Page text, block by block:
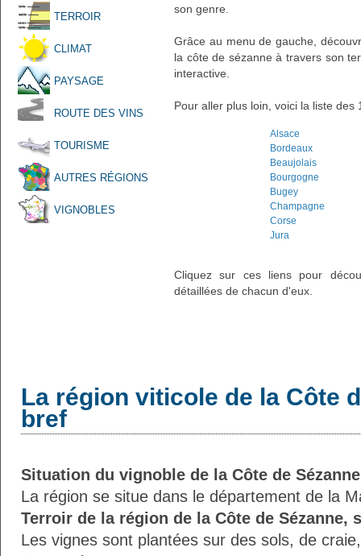
TERROIR
CLIMAT
PAYSAGE
ROUTE DES VINS
TOURISME
AUTRES RÉGIONS
VIGNOBLES
son genre.
Grâce au menu de gauche,
la côte de sézanne à travers son
interactive.
Pour aller plus loin, voici la liste
Alsace
Bordeaux
Beaujolais
Bourgogne
Bugey
Champagne
Corse
Jura
Cliquez sur ces liens pour
détaillées de chacun d'eux.
La région viticole de la Côte
bref
Situation du vignoble de la Côte de Sézanne
La région se situe dans le département de la
Terroir de la région de la Côte de Sézanne,
Les vignes sont plantées sur des sols, de